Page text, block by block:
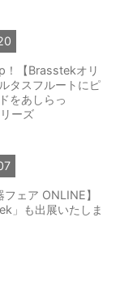
！【Brasstekオリ
タスフルートにピ
をあしらっ
ーズ
フェア ONLINE】
」も出展いたしま